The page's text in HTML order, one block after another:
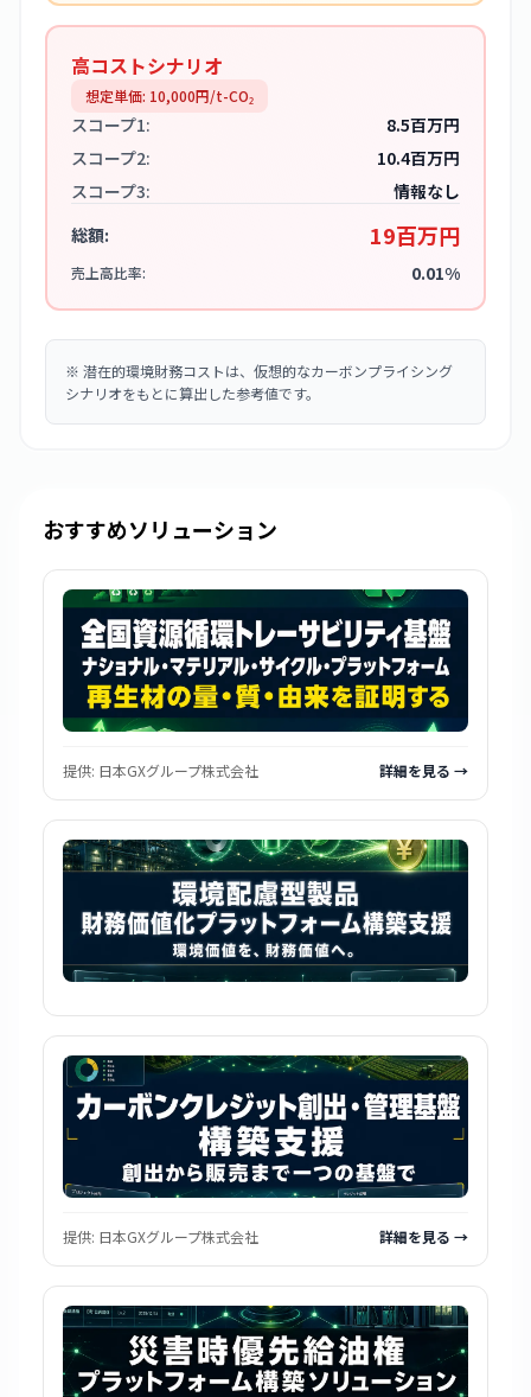
高コストシナリオ
想定単価: 10,000円/t-CO₂
スコープ1:
8.5百万円
スコープ2:
10.4百万円
スコープ3:
情報なし
総額:
19百万円
売上高比率: 0.01%
※ 潜在的環境財務コストは、仮想的なカーボンプライシング
シナリオをもとに算出した参考値です。
おすすめソリューション
提供: 日本GXグループ株式会社 詳細を見る →
提供: 日本GXグループ株式会社 詳細を見る →